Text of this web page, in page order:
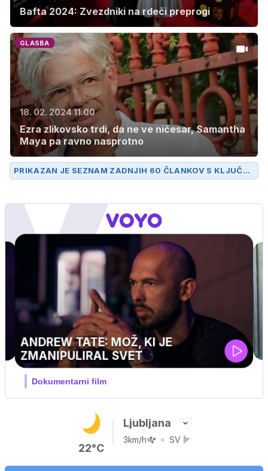
Bafta 2024: Zvezdniki na rdeči preprogi
GLASBA
18. 02. 2024 11.00
Ezra zlikovsko trdi, da ne ve ničesar, Samantha
Maya pa ravno nasprotno
PRIKAZAN JE SEZNAM ZADNJIH 60 ČLANKOV S KLJUČN
O BESEDODUA LIPA.
22°C
Ljubljana
3km/h SV